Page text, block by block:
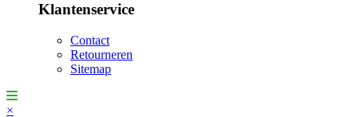
Klantenservice
Contact
Retourneren
Sitemap
×